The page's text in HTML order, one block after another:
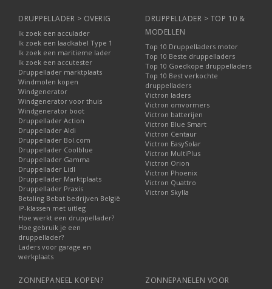
DRUPPELLADER > OVERIG
Ik zoek een acculader
Ik zoek een laadkabel Type 1
Ik zoek een maritieme lader
Ik zoek een accutester
Druppellader marktplaats
Windmolen kopen
Windgenerator
Windgenerator voor thuis
Windgenerator boot
Druppellader Action
Druppellader Aldi
Druppellader Bol.com
Druppellader Coolblue
Druppellader Gamma
Druppellader Lidl
Druppellader Marktplaats
Druppellader Praxis
Betaling Bebat bedrijven België
IP-klassen met uitleg
Hoe werkt een druppellader?
Hoe gebruik je een
druppellader?
Laders voor garage en
werkplaats
DRUPPELLADER > TOP 10 &
MODELLEN
Top 10 Druppelladers motor
Top 10 Beste druppelladers
Top 10 Goedkope druppelladers
Top 10 Best verkochte
druppelladers
Victron laders
Victron omvormers
Victron batterijen
Victron Blue Smart
Victron Centaur
Victron EasySolar
Victron MultiPlus
Victron Orion
Victron Phoenix
Victron Quattro
Victron Skylla
ZONNEPANEEL KOPEN? ZONNEPANELEN VOOR